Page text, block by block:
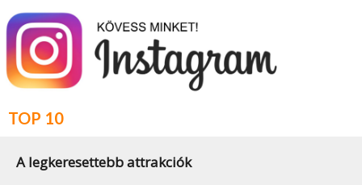
TOP 10
A legkeresettebb attrakciók